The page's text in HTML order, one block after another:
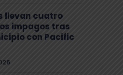
llevan cuatro
impagos tras
con Pacific